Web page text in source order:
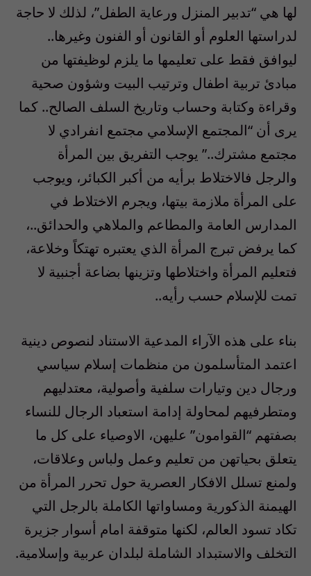
لها هي “تدبير المنزل ورعاية الطفل”، لذلك لا حاجة
لدراستها العلوم أو القانون أو الفنون وغيرها..
ليوافق فقط على تعليمها ما يلزم لوظيفتها من
مبادئ تربية اطفال وترتيب البيت وشؤون صحية
وقراءة وكتابة وحساب وتاريخ السلف الصالح.. كما
يرى أن “المجتمع الإسلامي مجتمع انفرادي لا
مجتمع مشترك..” يوجب التفريق بين المرأة
والرجل فالاختلاط برأيه من أكبر الكبائر، ويوجب
على المرأة ملازمة بيتها، ويجرم الاختلاط في
المدارس العامة والمطاعم والملاهي والحدائق..،
كما يرفض تبرج المرأة الذي يعتبره تهتكاً وخلاعة،
فتعليم المرأة واختلاطها وتزينها بضاعة أجنبية لا
تمت للإسلام حسب رأيه..
بناء على هذه الآراء المدعية الاستناد لنصوص دينية
اعتمد المتأسلمون من منظمات إسلام سياسي
ورجال دين وتيارات سلفية وأصولية، معتدليهم
ومتطرفيهم لمحاولة إدامة استعباد الرجال للنساء
بصفتهم “القوامون” عليهن، الاوصياء على كل ما
يتعلق بحياتهن من تعليم وعمل ولباس وعلاقات،
ولمنع تسلل الافكار العصرية حول تحرر المرأة من
الهيمنة الذكورية ومساواتها الكاملة بالرجل التي
تكاد تسود العالم، لكنها متوقفة امام أسوار جزيرة
التخلف والاستبداد الشاملة لبلدان عربية وإسلامية.